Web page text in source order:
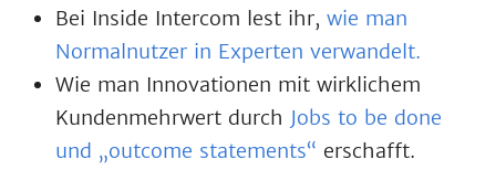
Bei Inside Intercom lest ihr, wie man
Normalnutzer in Experten verwandelt.
Wie man Innovationen mit wirklichem
Kundenmehrwert durch Jobs to be done
und „outcome statements“ erschafft.